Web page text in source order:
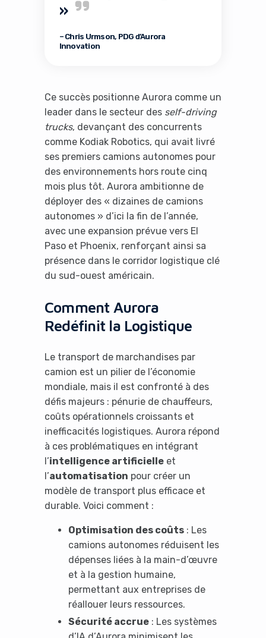
»
– Chris Urmson, PDG d’Aurora
Innovation
Ce succès positionne Aurora comme un
leader dans le secteur des self-driving
trucks, devançant des concurrents
comme Kodiak Robotics, qui avait livré
ses premiers camions autonomes pour
des environnements hors route cinq
mois plus tôt. Aurora ambitionne de
déployer des « dizaines de camions
autonomes » d’ici la fin de l’année,
avec une expansion prévue vers El
Paso et Phoenix, renforçant ainsi sa
présence dans le corridor logistique clé
du sud-ouest américain.
Comment Aurora
Redéfinit la Logistique
Le transport de marchandises par
camion est un pilier de l’économie
mondiale, mais il est confronté à des
défis majeurs : pénurie de chauffeurs,
coûts opérationnels croissants et
inefficacités logistiques. Aurora répond
à ces problématiques en intégrant
l’intelligence artificielleet
l’automatisation pour créer un
modèle de transport plus efficace et
durable. Voici comment :
Optimisation des coûts: Les
camions autonomes réduisent les
dépenses liées à la main-d’œuvre
et à la gestion humaine,
permettant aux entreprises de
réallouer leurs ressources.
Sécurité accrue: Les systèmes